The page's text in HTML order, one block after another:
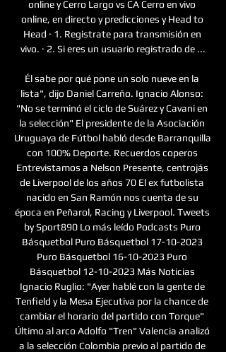
online y Cerro Largo vs CA Cerro en vivo
online, en directo y predicciones y Head to
Head · 1. Registrate para transmisión en
vivo. · 2. Si eres un usuario registrado de ...
Él sabe por qué pone un solo nueve en la
lista", dijo Daniel Carreño. Ignacio Alonso:
"No se terminó el ciclo de Suárez y Cavani en
la selección" El presidente de la Asociación
Uruguaya de Fútbol habló desde Barranquilla
con 100% Deporte. Recuerdos coperos
Entrevistamos a Nelson Presente, centrojás
de Liverpool de los años 70 El ex futbolista
nacido en San Ramón nos cuenta de su
época en Peñarol, Racing y Liverpool. Tweets
by Sport890 Lo más leído Podcasts Puro
Básquetbol Puro Básquetbol 17-10-2023
Puro Básquetbol 16-10-2023 Puro
Básquetbol 12-10-2023 Más Noticias
Ignacio Ruglio: "Ayer hablé con la gente de
Tenfield y la Mesa Ejecutiva por la chance de
cambiar el horario del partido con Torque"
Último al arco Adolfo "Tren" Valencia analizó
a la selección Colombia previo al partido de